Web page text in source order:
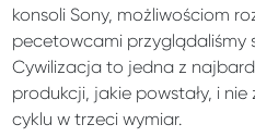
konsoli Sony, możliwościom
pecetowcami przyglądaliśmy
Cywilizacja to jedna z
produkcji, jakie powstały, i
cyklu w trzeci wymiar.